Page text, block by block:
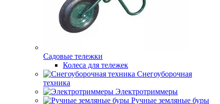
Садовые тележки
Колеса для тележек
Снегоуборочная
техника
Электротриммеры
Ручные земляные буры